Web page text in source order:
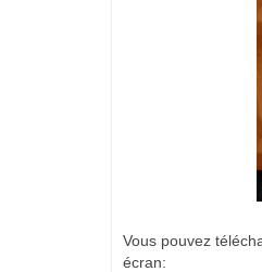
Vous pouvez
écran: